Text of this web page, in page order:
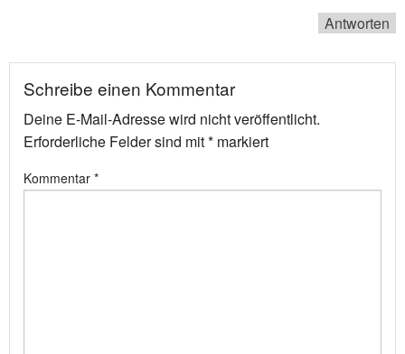
Antworten
Schreibe einen Kommentar
Deine E-Mail-Adresse wird nicht veröffentlicht.
Erforderliche Felder sind mit* markiert
Kommentar *